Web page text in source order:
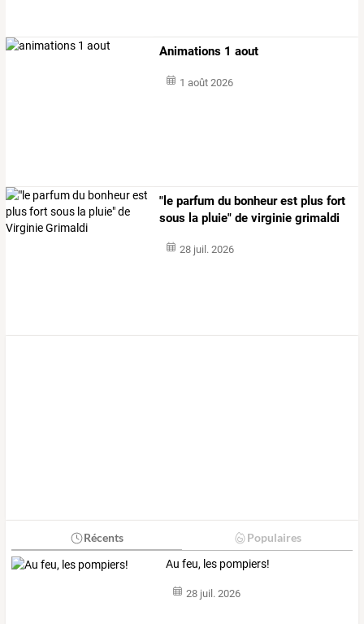
Animations 1 aout
1 août 2026
"le parfum du bonheur est plus fort
sous la pluie" de virginie grimaldi
28 juil. 2026
Récents Populaires
Au feu, les pompiers!
28 juil. 2026